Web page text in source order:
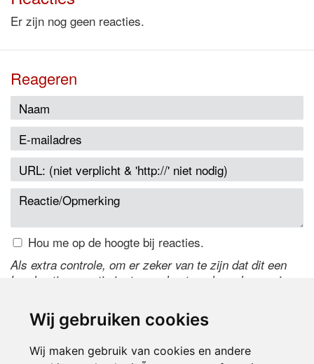
Wij gebruiken cookies
Wij maken gebruik van cookies en andere
Er zijn nog geen reacties.
Reageren
Hou me op de hoogte bij reacties.
Als extra controle, om er zeker van te zijn dat dit een
handmatige reactie is, typ onderstaande code over in
de code te wijzigen.